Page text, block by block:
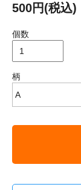
500円(税込)
個数
柄